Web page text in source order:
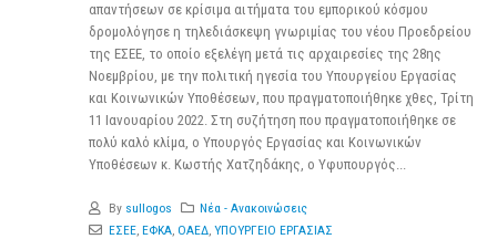
απαντήσεων σε κρίσιμα αιτήματα του εμπορικού κόσμου
δρομολόγησε η τηλεδιάσκεψη γνωριμίας του νέου Προεδρείου
της ΕΣΕΕ, το οποίο εξελέγη μετά τις αρχαιρεσίες της 28ης
Νοεμβρίου, με την πολιτική ηγεσία του Υπουργείου Εργασίας
και Κοινωνικών Υποθέσεων, που πραγματοποιήθηκε χθες, Τρίτη
11 Ιανουαρίου 2022. Στη συζήτηση που πραγματοποιήθηκε σε
πολύ καλό κλίμα, ο Υπουργός Εργασίας και Κοινωνικών
Υποθέσεων κ. Κωστής Χατζηδάκης, ο Υφυπουργός...
By sullogos
Νέα - Ανακοινώσεις
ΕΣΕΕ, ΕΦΚΑ, ΟΑΕΔ, ΥΠΟΥΡΓΕΙΟ ΕΡΓΑΣΙΑΣ